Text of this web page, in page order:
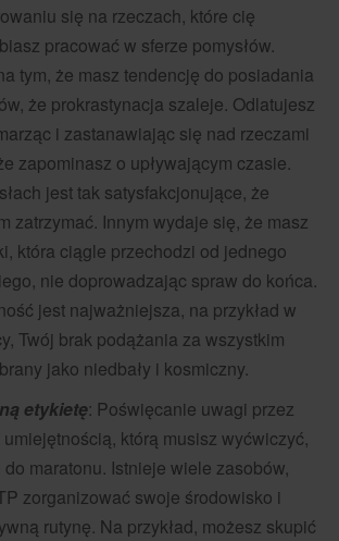
się na rzeczach, które cię
pracować w sferze pomysłów.
tym, że masz tendencję do posiadania
że prokrastynacja szaleje. Odlatujesz
i zastanawiając się nad rzeczami
zapominasz o upływającym czasie.
jest tak satysfakcjonujące, że
zatrzymać. Innym wydaje się, że masz
która ciągle przechodzi od jednego
nie doprowadzając spraw do końca.
jest najważniejsza, na przykład w
Twój brak podążania za wszystkim
jako niedbały i kosmiczny.
etykietę: Poświęcanie uwagi przez
umiejętnością, którą musisz wyćwiczyć,
maratonu. Istnieje wiele zasobów,
zorganizować swoje środowisko i
rutynę. Na przykład, możesz skupić